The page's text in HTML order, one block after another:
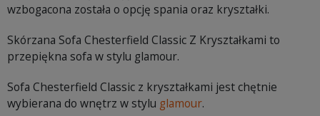
wzbogacona została o opcję spania oraz kryształki.
Skórzana Sofa Chesterfield Classic Z Kryształkami to
przepiękna sofa w stylu glamour.
Sofa Chesterfield Classic z kryształkami jest chętnie
wybierana do wnętrz w stylu glamour.